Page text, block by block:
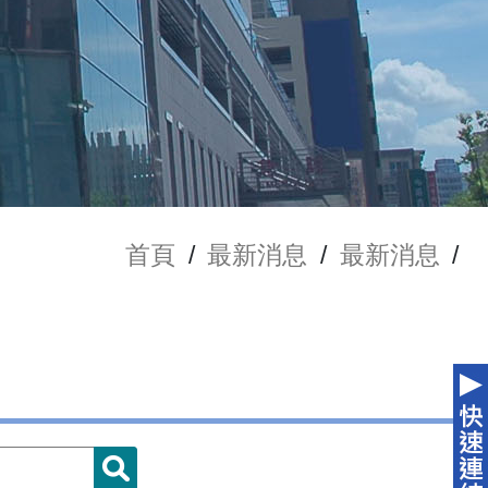
首頁 / 最新消息 / 最新消息 /